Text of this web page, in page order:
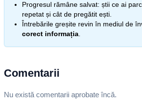
Progresul rămâne salvat: știi ce ai
repetat și cât de pregătit ești.
Întrebările greșite revin în mediul de
corect informația
Comentarii
Nu există comentarii aprobate încă.